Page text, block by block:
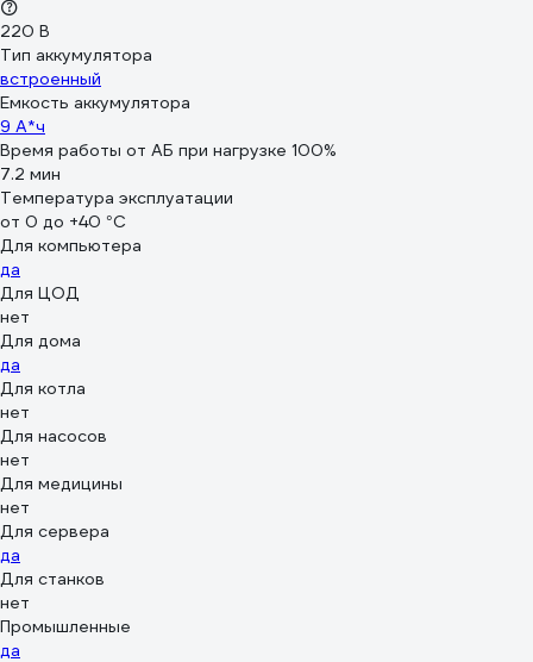
220 В
Тип аккумулятора
встроенный
Емкость аккумулятора
9 А*ч
Время работы от АБ при нагрузке 100%
7.2 мин
Температура эксплуатации
от 0 до +40 °С
Для компьютера
да
Для ЦОД
нет
Для дома
да
Для котла
нет
Для насосов
нет
Для медицины
нет
Для сервера
да
Для станков
нет
Промышленные
да